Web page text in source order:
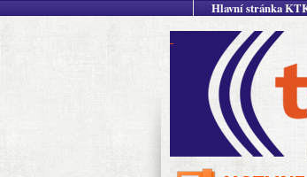
Hlavní stránka